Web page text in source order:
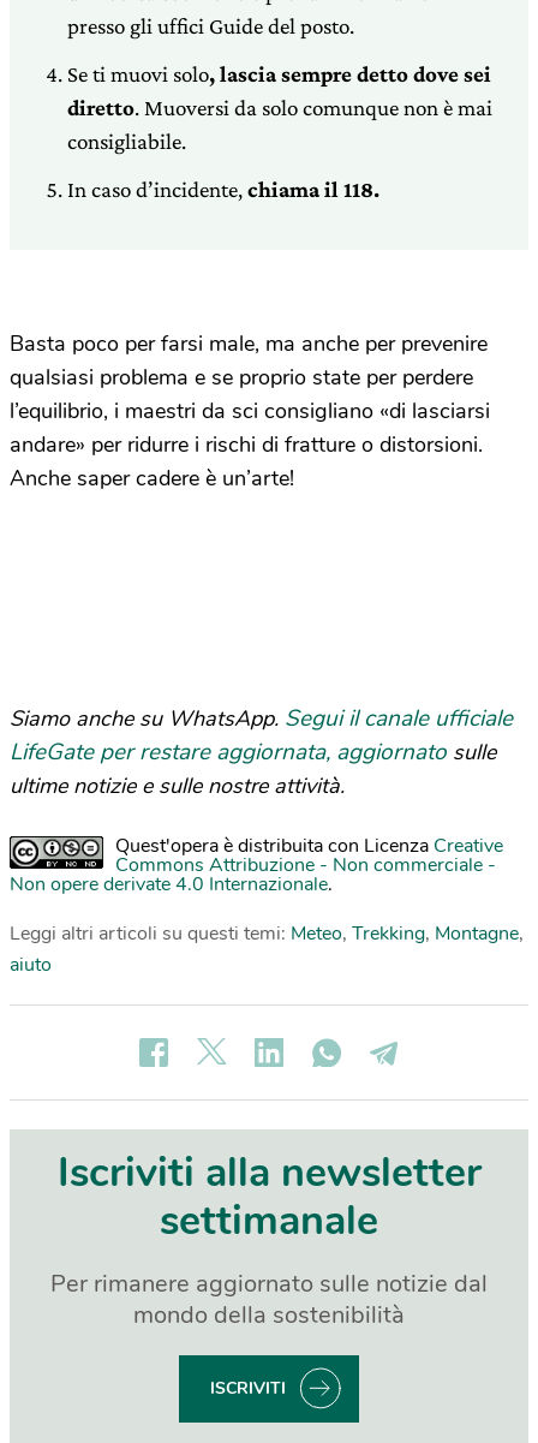
presso gli uffici Guide del posto.
Se ti muovi solo, lascia sempre detto dove sei
diretto. Muoversi da solo comunque non è mai
consigliabile.
In caso d’incidente,chiama il 118.
Basta poco per farsi male, ma anche per prevenire
qualsiasi problema e se proprio state per perdere
l’equilibrio, i maestri da sci consigliano «di lasciarsi
andare» per ridurre i rischi di fratture o distorsioni.
Anche saper cadere è un’arte!
Siamo anche su WhatsApp. Segui il canale ufficiale
LifeGate per restare aggiornata, aggiornato sulle
ultime notizie e sulle nostre attività.
Quest'opera è distribuita con Licenza Creative
Commons Attribuzione - Non commerciale -
Non opere derivate 4.0 Internazionale.
Leggi altri articoli su questi temi: Meteo, Trekking, Montagne,
aiuto
Iscriviti alla newsletter
settimanale
Per rimanere aggiornato sulle notizie dal
mondo della sostenibilità
ISCRIVITI